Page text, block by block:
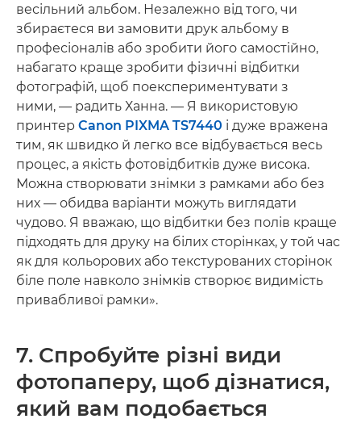
весільний альбом. Незалежно від того, чи
збираєтеся ви замовити друк альбому в
професіоналів або зробити його самостійно,
набагато краще зробити фізичні відбитки
фотографій, щоб поекспериментувати з
ними, — радить Ханна. — Я використовую
принтер Canon PIXMA TS7440 і дуже вражена
тим, як швидко й легко все відбувається весь
процес, а якість фотовідбитків дуже висока.
Можна створювати знімки з рамками або без
них — обидва варіанти можуть виглядати
чудово. Я вважаю, що відбитки без полів краще
підходять для друку на білих сторінках, у той час
як для кольорових або текстурованих сторінок
біле поле навколо знімків створює видимість
привабливої рамки».
7. Спробуйте різні види
фотопаперу, щоб дізнатися,
який вам подобається